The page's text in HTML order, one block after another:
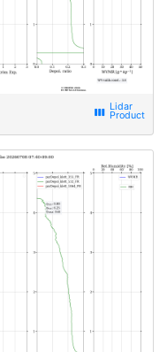
view_week